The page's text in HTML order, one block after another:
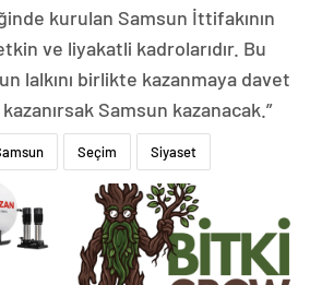
kurulan Samsun İttifakının
ve liyakatli kadrolarıdır. Bu
lalkını birlikte kazanmaya davet
Samsun kazanacak.”
Seçim Siyaset